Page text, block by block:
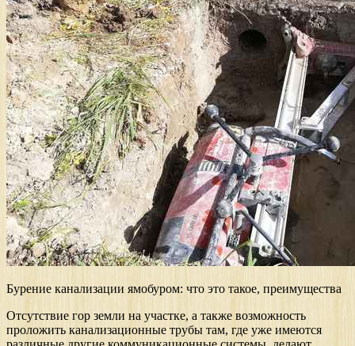
Бурение канализации ямобуром: что это такое, преимущества
Отсутствие гор земли на участке, а также возможность
проложить канализационные трубы там, где уже имеются